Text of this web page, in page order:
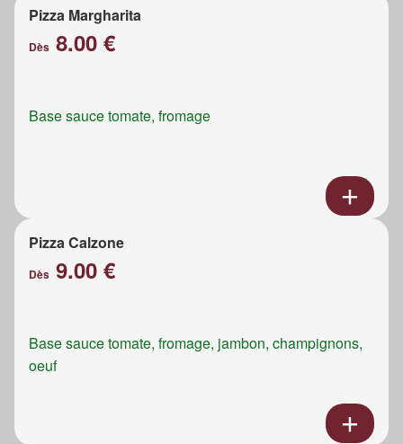
Pizza Margharita
Dès 8.00 €
Base sauce tomate, fromage
Pizza Calzone
Dès 9.00 €
Base sauce tomate, fromage, jambon, champignons,
oeuf